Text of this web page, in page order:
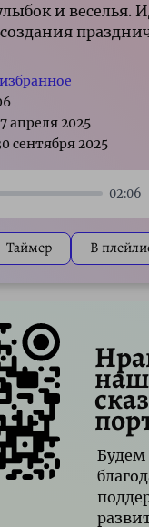
и веселья.
02:06
Таймер В
наш
Будем